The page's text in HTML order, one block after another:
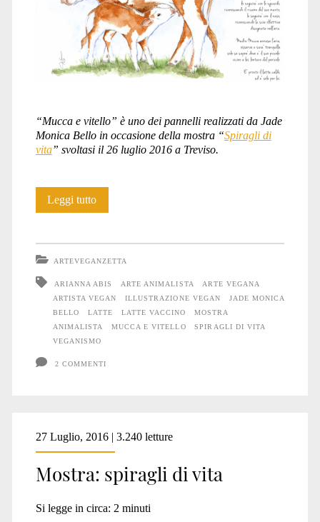
“Mucca e vitello” è uno dei pannelli realizzati da Jade
Monica Bello in occasione della mostra “Spiragli di
vita” svoltasi il 26 luglio 2016 a Treviso.
Leggi tuttoMammifero.
ARTEVEGANZETTA
ARIANNA ABIS ARTE ANIMALISTA
ARTE VEGANA
ARTISTA VEGAN
ILLUSTRAZIONE VEGAN
JADE MONICA
BELLO
LATTE LATTE VACCINO
MOSTRA
ANIMALISTA
MUCCA E VITELLO
SPIRAGLI DI VITA
VEGANISMO
2 COMMENTI
27 Luglio, 2016 | 3.240 letture
Mostra: spiragli di vita
Si legge in circa: 2 minuti